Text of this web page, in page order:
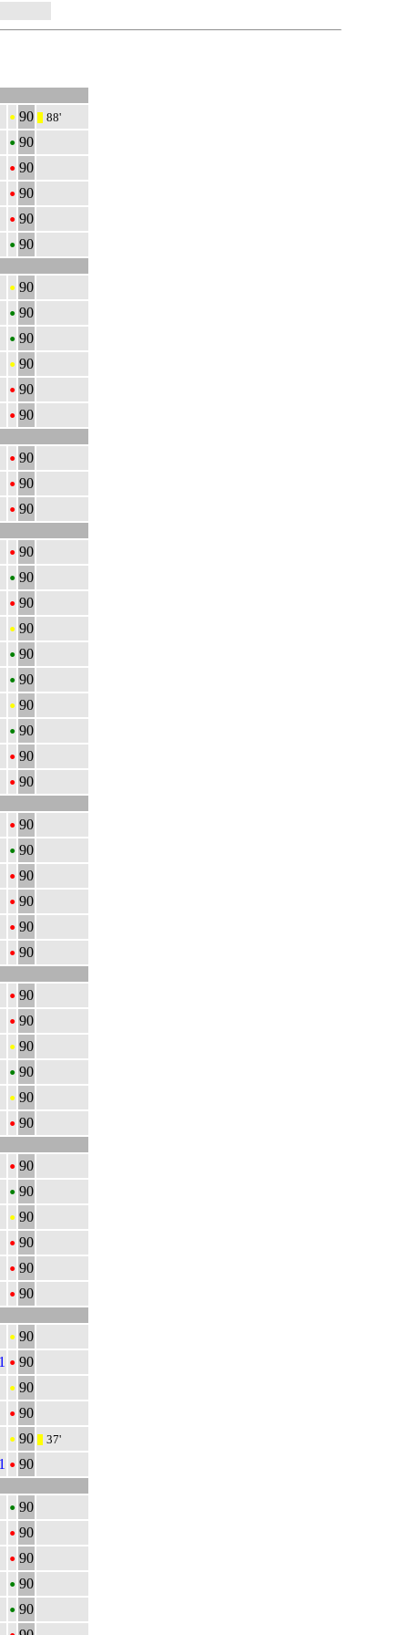
• 90 88'
• 90
• 90
• 90
• 90
• 90
• 90
• 90
• 90
• 90
• 90
• 90
• 90
• 90
• 90
• 90
• 90
• 90
• 90
• 90
• 90
• 90
• 90
• 90
• 90
• 90
• 90
• 90
• 90
• 90
• 90
• 90
• 90
• 90
• 90
• 90
• 90
• 90
• 90
• 90
• 90
• 90
• 90
• 90
• 90
• 90
• 90
• 90 37'
• 90
• 90
• 90
• 90
• 90
• 90